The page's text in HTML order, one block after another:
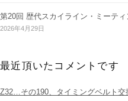
第20回 歴代スカイライン・ミーティ
2026年4月29日
最近頂いたコメントです
Z32…その190、タイミングベルト交